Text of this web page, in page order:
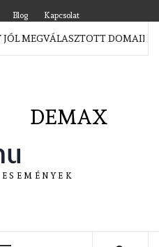
Blog Kapcsolat
MEGVÁLASZTOTT DOMAIN
DEMAX